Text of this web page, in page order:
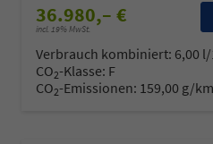
36.980,– €
incl. 19% MwSt.
Verbrauch kombiniert: 6,00
CO2-Klasse: F
CO2-Emissionen: 159,00 g/km